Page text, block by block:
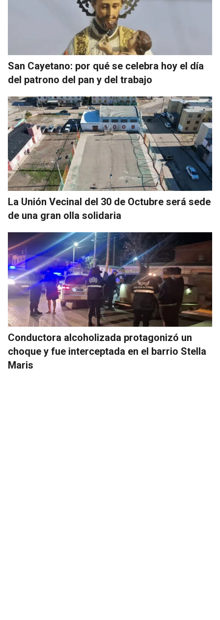
San Cayetano: por qué se celebra hoy el día
del patrono del pan y del trabajo
La Unión Vecinal del 30 de Octubre será sede
de una gran olla solidaria
Conductora alcoholizada protagonizó un
choque y fue interceptada en el barrio Stella
Maris